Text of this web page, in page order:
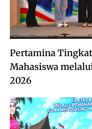
Pertamina
Mahasiswa
2026